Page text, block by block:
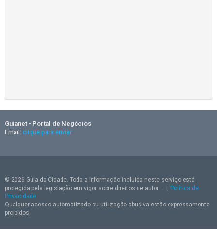
Guianet - Portal de Negócios
Email: clique para enviar
© 2026 Guia da Cidade. Toda a informação incluída neste serviço está
protegida pela legislação em vigor sobre direitos de autor.
Política de
Privacidade
Qualquer acesso automatizado ou utilização abusiva estão expressamente
proibidos.